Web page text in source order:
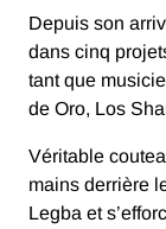
Depuis son
dans cinq
tant que
de Oro, Los
Véritable
mains derrière
Legba et